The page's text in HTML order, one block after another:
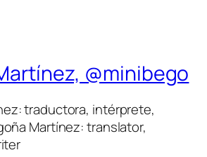
@minibego
traductora, intérprete,
Martínez: translator,